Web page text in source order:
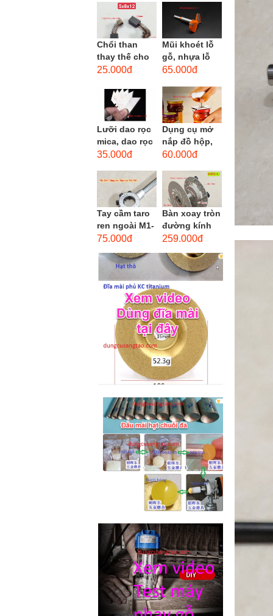
men xoắn
cao...
Chổi than
thay thế cho
động cơ, chổi
motor máy
khoan,...
25.000đ
Mũi khoét lỗ
gỗ, nhựa lỗ
lớn D40mm-
opener)
65.000đ
Lưỡi dao rọc
mica, dao rọc
cáp hình
35.000đ
Dụng cụ mở
nắp đồ hộp,
mở nắp lon
đường kính...
60.000đ
Tay cầm taro
ren ngoài M1-
M1.8 (mã
vặn Bàn ren
75.000đ
Bàn xoay tròn
đường kính
22cm bằng
259.000đ